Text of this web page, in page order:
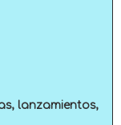
lanzamientos,